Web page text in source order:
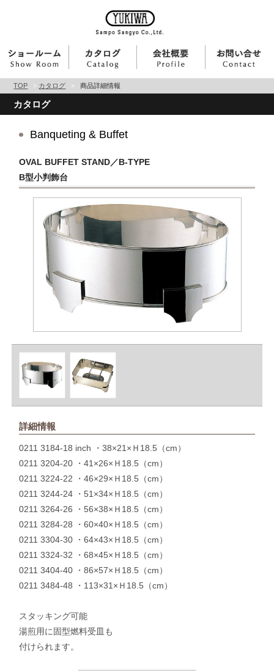
TOP > カタログ > 商品詳細情報
カタログ
Banqueting & Buffet
OVAL BUFFET STAND／B-TYPE
B型小判飾台
詳細情報
0211 3184-18 inch ・38×21×Ｈ18.5（cm）
0211 3204-20 ・41×26×Ｈ18.5（cm）
0211 3224-22 ・46×29×Ｈ18.5（cm）
0211 3244-24 ・51×34×Ｈ18.5（cm）
0211 3264-26 ・56×38×Ｈ18.5（cm）
0211 3284-28 ・60×40×Ｈ18.5（cm）
0211 3304-30 ・64×43×Ｈ18.5（cm）
0211 3324-32 ・68×45×Ｈ18.5（cm）
0211 3404-40 ・86×57×Ｈ18.5（cm）
0211 3484-48 ・113×31×Ｈ18.5（cm）
スタッキング可能
湯煎用に固型燃料受皿も
付けられます。